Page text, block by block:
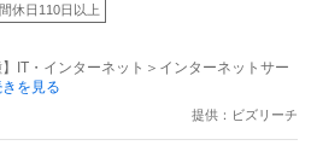
カンパニー」
休日110日以上
IT・インターネット＞インターネットサー
きを見る
提供：ビズリーチ